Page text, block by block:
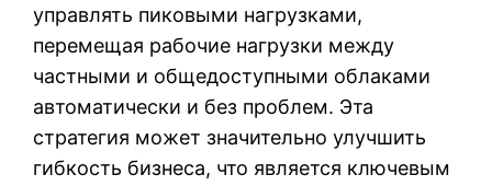
управлять пиковыми нагрузками,
перемещая рабочие нагрузки между
частными и общедоступными облаками
автоматически и без проблем. Эта
стратегия может значительно улучшить
гибкость бизнеса, что является ключевым